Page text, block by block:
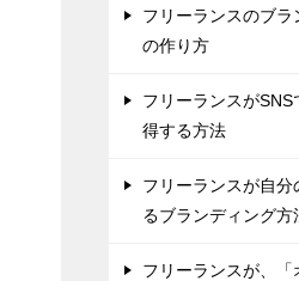
フリーランスのブラ
の作り方
フリーランスが
得する方法
フリーランスが自分
るブランディング方
フリーランスが、「